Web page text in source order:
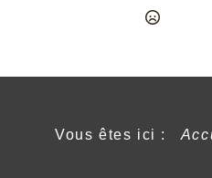
Vous êtes ici :